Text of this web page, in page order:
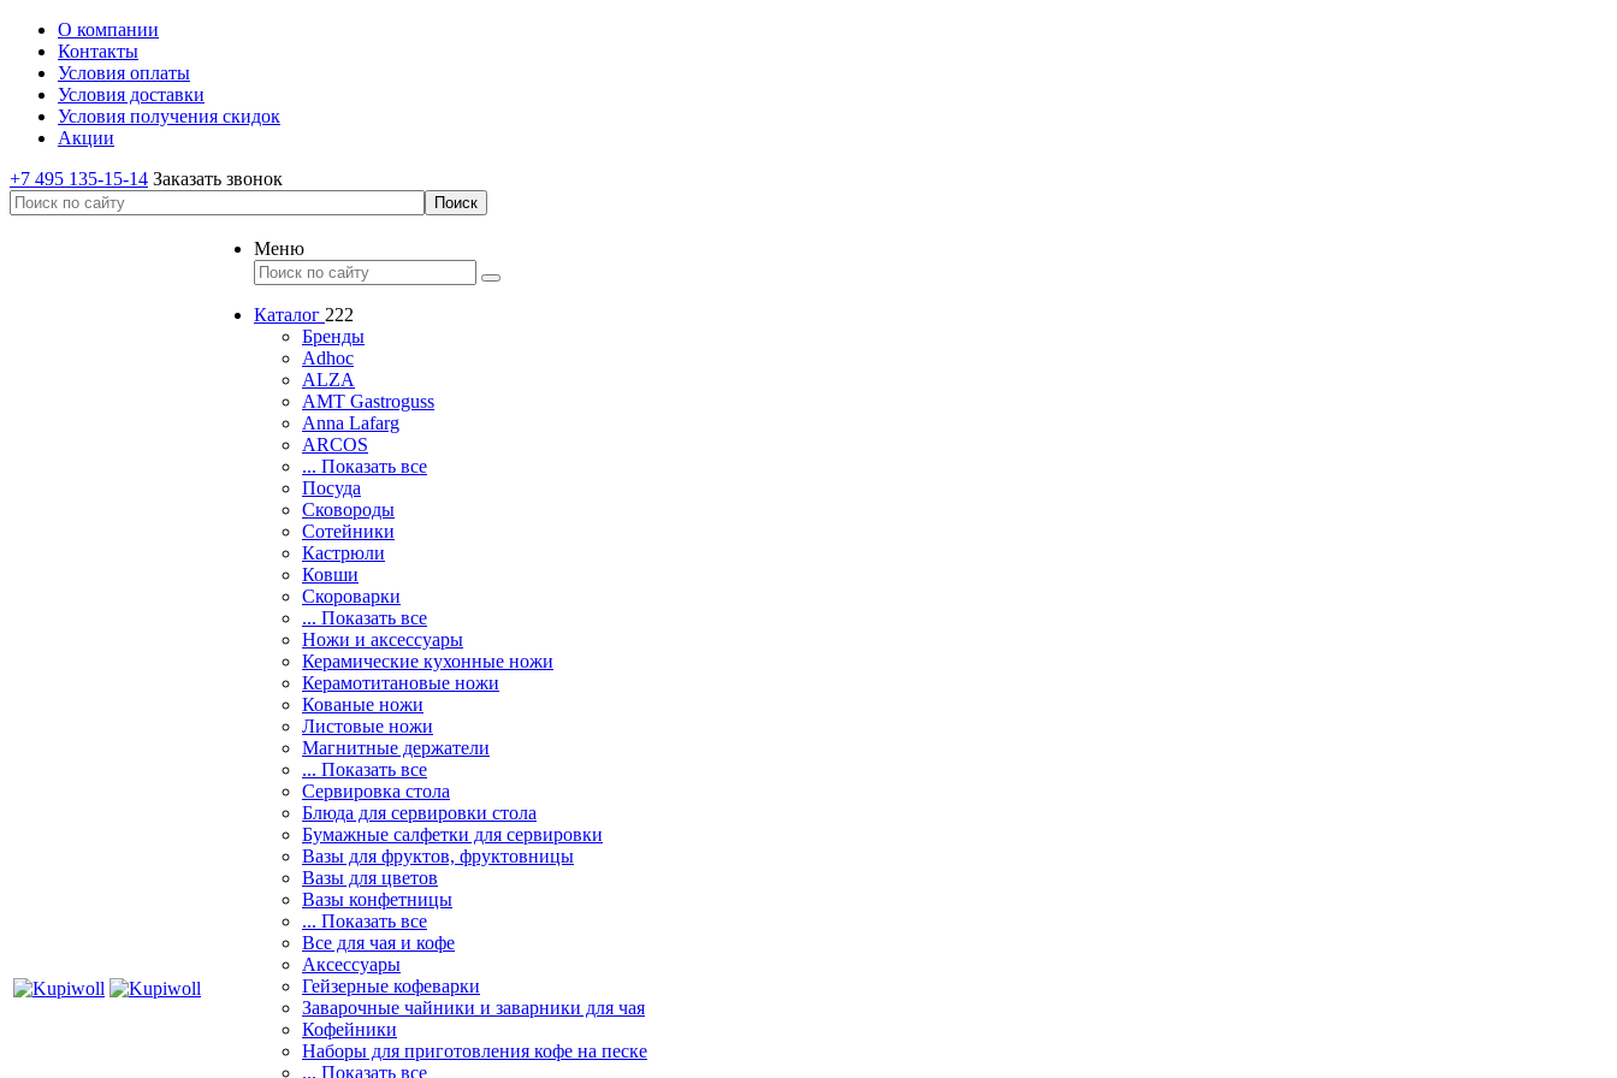
О компании
Контакты
Условия оплаты
Условия доставки
Условия получения скидок
Акции
+7 495 135-15-14 Заказать звонок
Меню
Каталог 222
Бренды
Adhoc
ALZA
AMT Gastroguss
Anna Lafarg
ARCOS
... Показать все
Посуда
Сковороды
Сотейники
Кастрюли
Ковши
Скороварки
... Показать все
Ножи и аксессуары
Керамические кухонные ножи
Керамотитановые ножи
Кованые ножи
Листовые ножи
Магнитные держатели
... Показать все
Сервировка стола
Блюда для сервировки стола
Бумажные салфетки для сервировки
Вазы для фруктов, фруктовницы
Вазы для цветов
Вазы конфетницы
... Показать все
Все для чая и кофе
Аксессуары
Гейзерные кофеварки
Заварочные чайники и заварники для чая
Кофейники
Наборы для приготовления кофе на песке
... Показать все